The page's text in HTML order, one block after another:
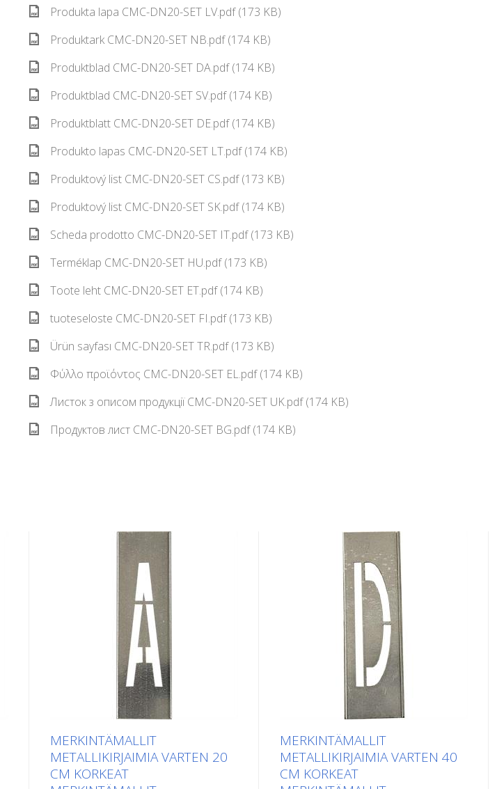
Produkta lapa CMC-DN20-SET LV.pdf (173 KB)
Produktark CMC-DN20-SET NB.pdf (174 KB)
Produktblad CMC-DN20-SET DA.pdf (174 KB)
Produktblad CMC-DN20-SET SV.pdf (174 KB)
Produktblatt CMC-DN20-SET DE.pdf (174 KB)
Produkto lapas CMC-DN20-SET LT.pdf (174 KB)
Produktový list CMC-DN20-SET CS.pdf (173 KB)
Produktový list CMC-DN20-SET SK.pdf (174 KB)
Scheda prodotto CMC-DN20-SET IT.pdf (173 KB)
Terméklap CMC-DN20-SET HU.pdf (173 KB)
Toote leht CMC-DN20-SET ET.pdf (174 KB)
tuoteseloste CMC-DN20-SET FI.pdf (173 KB)
Ürün sayfası CMC-DN20-SET TR.pdf (173 KB)
Φύλλο προϊόντος CMC-DN20-SET EL.pdf (174 KB)
Листок з описом продукції CMC-DN20-SET UK.pdf (174 KB)
Продуктов лист CMC-DN20-SET BG.pdf (174 KB)
MERKINTÄMALLIT
METALLIKIRJAIMIA VARTEN 20
CM KORKEAT
MERKINTÄMALLIT
METALLIKIRJAIMIA VARTEN 40
CM KORKEAT